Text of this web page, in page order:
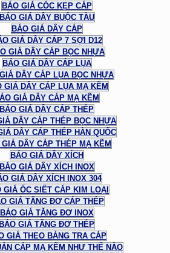
BÁO GIÁ CÓC KẸP CÁP
BÁO GIÁ DÂY BUỘC TÀU
BÁO GIÁ DÂY CÁP
GIÁ DÂY CÁP 7 SỢI D12
GIÁ DÂY CÁP BỌC NHỰA
BÁO GIÁ DÂY CÁP LỤA
DÂY CÁP LỤA BỌC NHỰA
GIÁ DÂY CÁP LỤA MẠ KẼM
GIÁ DÂY CÁP MẠ KẼM
BÁO GIÁ DÂY CÁP THÉP
DÂY CÁP THÉP BỌC NHỰA
DÂY CÁP THÉP HÀN QUỐC
DÂY CÁP THÉP MẠ KẼM
BÁO GIÁ DÂY XÍCH
BÁO GIÁ DÂY XÍCH INOX
GIÁ DÂY XÍCH INOX 304
GIÁ ỐC SIẾT CÁP KIM LOẠI
GIÁ TĂNG ĐƠ CÁP THÉP
BÁO GIÁ TĂNG ĐƠ INOX
GIÁ TĂNG ĐƠ THÉP
GIÁ THEO BẢNG TRA CÁP
CÁP MẠ KẼM NHƯ THẾ NÀO